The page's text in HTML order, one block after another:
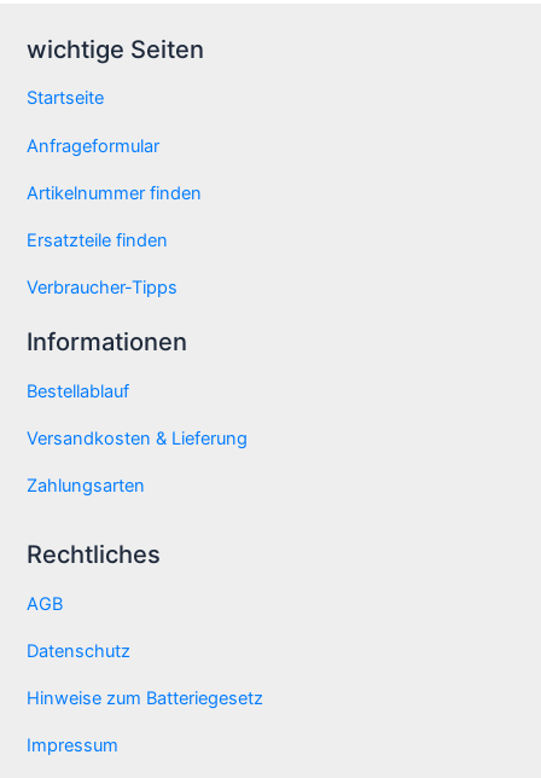
wichtige Seiten
Startseite
Anfrageformular
Artikelnummer finden
Ersatzteile finden
Verbraucher-Tipps
Informationen
Bestellablauf
Versandkosten & Lieferung
Zahlungsarten
Rechtliches
AGB
Datenschutz
Hinweise zum Batteriegesetz
Impressum